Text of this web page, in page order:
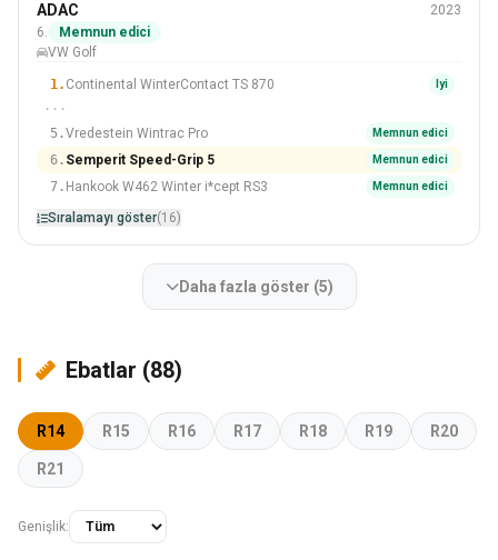
225/45 R17
#6 Içinden 16 Lastikler
ADAC
2023
6.
Memnun edici
VW Golf
1. Continental WinterContact TS 870 Iyi
···
5.Vredestein Wintrac Pro Memnun edici
6. Semperit Speed-Grip 5 Memnun edici
7. Hankook W462 Winter i*cept RS3 Memnun edici
Sıralamayı göster(16)
Daha fazla göster (5)
Ebatlar (88)
R14 R15 R16 R17 R18 R19 R20
R21
Genişlik: